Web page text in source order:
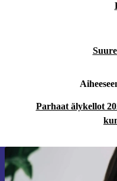
Parhaat älykellot
Liity